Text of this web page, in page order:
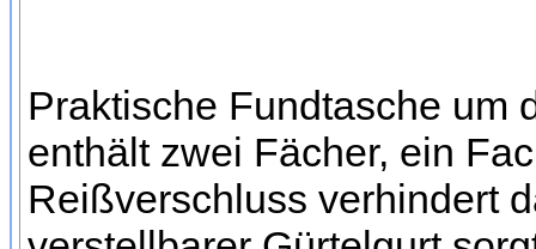
Praktische Fundtasche um
enthält zwei Fächer, ein
Reißverschluss verhindert